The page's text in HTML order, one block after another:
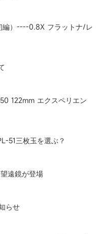
編）----0.8X フラットナ/レ
122mm エクスペリエン
51三枚玉を選ぶ？
遠鏡が登場
らせ